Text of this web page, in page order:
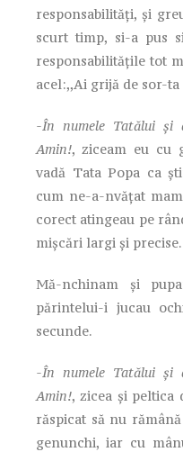
responsabilități, și
scurt timp, si-a pus
responsabilitățile tot
acel:,,Ai grijă de sor-ta
-În numele Tatălui și
Amin!, ziceam eu cu
vadă Tata Popa ca
cum ne-a-nvățat
corect atingeau pe
mișcări largi și precise.
Mă-nchinam și
părintelui-i jucau
secunde.
-În numele Tatălui și
Amin!, zicea și peltica
răspicat să nu
genunchi, iar cu